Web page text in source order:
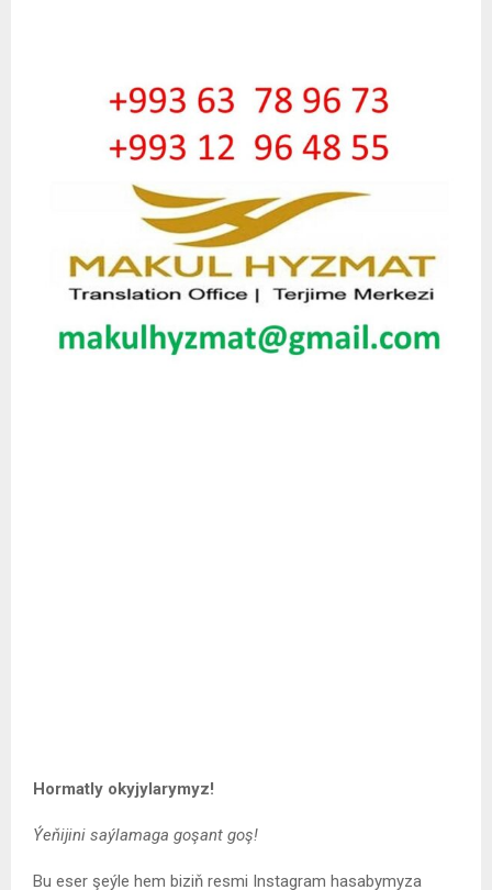
Hormatly okyjylarymyz!
Ýeňijini saýlamaga goşant goş!
Bu eser şeýle hem biziň resmi Instagram hasabymyza